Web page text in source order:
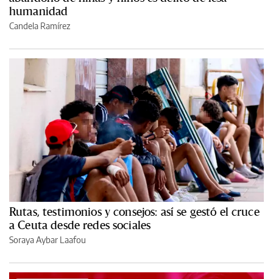
humanidad
Candela Ramírez
Rutas, testimonios y consejos: así se gestó el cruce
a Ceuta desde redes sociales
Soraya Aybar Laafou